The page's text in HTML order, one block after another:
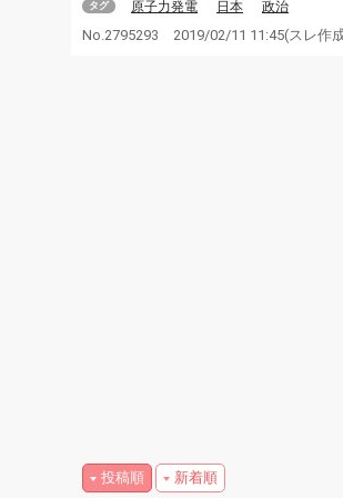
タグ 原子力発電 日本 政治
No.2795293 2019/02/11 11:45(スレ作
投稿順 新着順